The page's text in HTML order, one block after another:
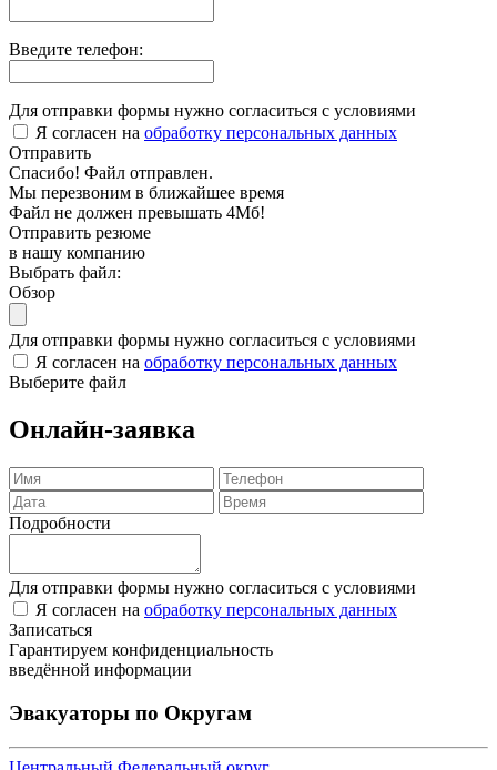
Введите телефон:
Для отправки формы нужно согласиться с условиями
Я согласен на обработку персональных данных
Отправить
Спасибо! Файл отправлен.
Мы перезвоним в ближайшее время
Файл не должен превышать 4Мб!
Отправить резюме
в нашу компанию
Выбрать файл:
Обзор
Для отправки формы нужно согласиться с условиями
Я согласен на обработку персональных данных
Выберите файл
Онлайн-заявка
Подробности
Для отправки формы нужно согласиться с условиями
Я согласен на обработку персональных данных
Записаться
Гарантируем конфиденциальность
введённой информации
Эвакуаторы по Округам